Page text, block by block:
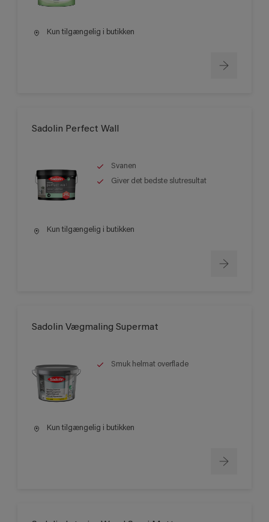
Kun tilgængelig i butikken
Sadolin Perfect Wall
Svanen
Giver det bedste slutresultat
Kun tilgængelig i butikken
Sadolin Vægmaling Supermat
Smuk helmat overflade
Kun tilgængelig i butikken